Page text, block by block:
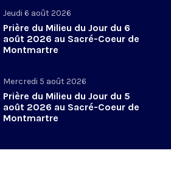
Jeudi 6 août 2026
Prière du Milieu du Jour du 6
août 2026 au Sacré-Coeur de
Montmartre
Mercredi 5 août 2026
Prière du Milieu du Jour du 5
août 2026 au Sacré-Coeur de
Montmartre